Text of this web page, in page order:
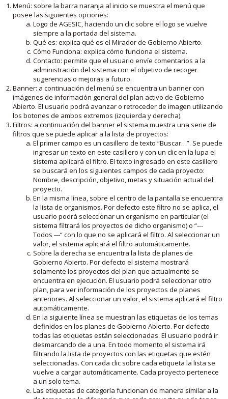
Menú: sobre la barra naranja al inicio se muestra el menú que
posee las siguientes opciones:
Logo de AGESIC, haciendo un clic sobre el logo se vuelve
siempre a la portada del sistema.
Qué es: explica qué es el Mirador de Gobierno Abierto.
Cómo Funciona: explica cómo funciona el sistema.
Contacto: permite que el usuario envíe comentarios a la
administración del sistema con el objetivo de recoger
sugerencias o mejoras a futuro.
Banner: a continuación del menú se encuentra un banner con
imágenes de información general del plan activo de Gobierno
Abierto. El usuario podrá avanzar o retroceder de imagen utilizando
los botones de ambos extremos (izquierda y derecha).
Filtros: a continuación del banner el sistema muestra una serie de
filtros que se puede aplicar a la lista de proyectos:
El primer campo es un casillero de texto “Buscar…”. Se puede
ingresar un texto en este casillero y con un clic en la lupa el
sistema aplicará el filtro. El texto ingresado en este casillero
se buscará en los siguientes campos de cada proyecto:
Nombre, descripción, objetivo, metas y situación actual del
proyecto.
En la misma línea, sobre el centro de la pantalla se encuentra
la lista de organismos. Por defecto este filtro no se aplica, el
usuario podrá seleccionar un organismo en particular (el
sistema filtrará los proyectos de dicho organismo) o “---
Todos ---“ con lo que no se aplicará el filtro. Al seleccionar un
valor, el sistema aplicará el filtro automáticamente.
Sobre la derecha se encuentra la lista de planes de
Gobierno Abierto. Por defecto el sistema mostrará
solamente los proyectos del plan que actualmente se
encuentra en ejecución. El usuario podrá seleccionar otro
plan, para ver información de los proyectos de planes
anteriores. Al seleccionar un valor, el sistema aplicará el filtro
automáticamente.
En la siguiente línea se muestran las etiquetas de los temas
definidos en los planes de Gobierno Abierto. Por defecto
todas las etiquetas están seleccionadas. El usuario podrá ir
desmarcando de a una. En todo momento el sistema irá
filtrando la lista de proyectos con las etiquetas que estén
seleccionadas. Con cada clic sobre cada etiqueta la lista se
vuelve a cargar automáticamente. Cada proyecto pertenece
a un solo tema.
Las etiquetas de categoría funcionan de manera similar a la